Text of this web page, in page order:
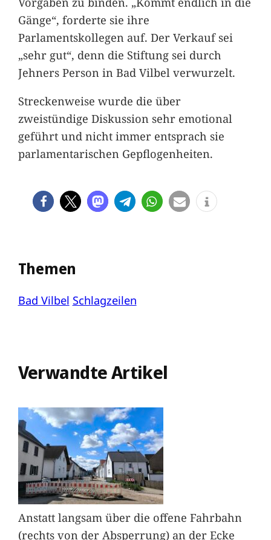
Gänge“, forderte sie ihre
Parlamentskollegen auf. Der Verkauf sei
„sehr gut“, denn die Stiftung sei durch
Jehners Person in Bad Vilbel verwurzelt.
Streckenweise wurde die über
zweistündige Diskussion sehr emotional
geführt und nicht immer entsprach sie
parlamentarischen Gepflogenheiten.
Themen
Bad Vilbel Schlagzeilen
Verwandte Artikel
Anstatt langsam über die offene Fahrbahn
(rechts von der Absperrung) an der Ecke